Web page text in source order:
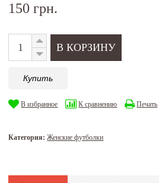
150 грн.
Купить
В избранное К сравнению Печать
Категория:Женские футболки